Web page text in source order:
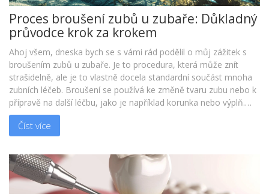
Proces broušení zubů u zubaře: Důkladný
průvodce krok za krokem
Ahoj všem, dneska bych se s vámi rád podělil o můj zážitek s
broušením zubů u zubaře. Je to procedura, která může znít
strašidelně, ale je to vlastně docela standardní součást mnoha
zubních léčeb. Broušení se používá ke změně tvaru zubu nebo k
přípravě na další léčbu, jako je například korunka nebo výplň.
Zubař použije speciální nástroje, aby zub upravil podle potřeby.
Je to důležitý proces, o kterém je dobré vědět víc, takže jsem si
řekl, že se s vámi podělím o to, co jsem se dozvěděl a jak to
celé probíhá.
Číst více